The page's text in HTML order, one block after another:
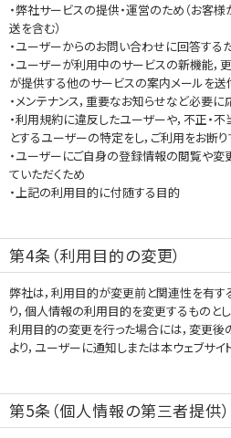
・弊社サービスの提供・運営のため（お客
送を含む）
・ユーザーからのお問い合わせに回答する
・ユーザーが利用中のサービスの新機能，
が提供する他のサービスの案内メールを送
・メンテナンス，重要なお知らせなど必要
・利用規約に違反したユーザーや，不正・
とするユーザーの特定をし，ご利用をお断
・ユーザーにご自身の登録情報の閲覧や変
ていただくため
・上記の利用目的に付随する目的
第4条（利用目的の変更）
弊社は，利用目的が変更前と関連性を有
り，個人情報の利用目的を変更するものとし
利用目的の変更を行った場合には，変更
より，ユーザーに通知しまたは本ウェブサイ
第5条（個人情報の第三者提供）